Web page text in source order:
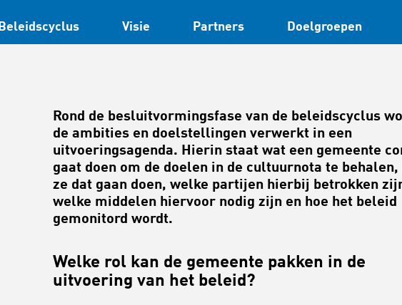
Beleidscyclus Visie Partners Doelgroepen
Rond de besluitvormingsfase van de beleidscyclus
de ambities en doelstellingen verwerkt in een
uitvoeringsagenda. Hierin staat wat een gemeente
gaat doen om de doelen in de cultuurnota te behalen,
ze dat gaan doen, welke partijen hierbij betrokken
welke middelen hiervoor nodig zijn en hoe het beleid
gemonitord wordt.
Welke rol kan de gemeente pakken in de
uitvoering van het beleid?